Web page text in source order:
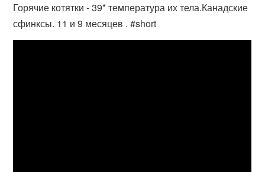
Горячие котятки - 39* температура их тела.Канадские
сфинксы. 11 и 9 месяцев . #short